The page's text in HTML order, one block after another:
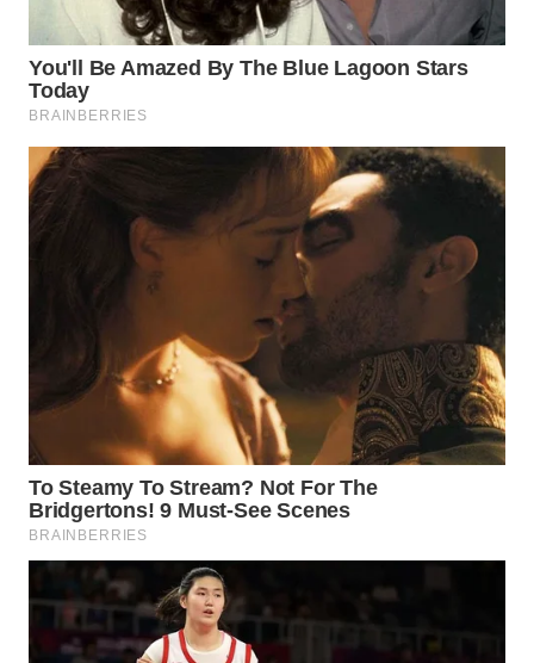
KALTIM
WN
SULSEL
GORONTALO
WN
MALUKU
WN
DAIRI
WN
DANAU